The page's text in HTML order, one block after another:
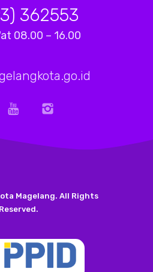
362553
08.00 – 16.00
Magelang. All Rights
Reserved.